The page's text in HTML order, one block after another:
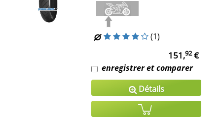
(1)
151,92€
enregistrer et comparer
Détails